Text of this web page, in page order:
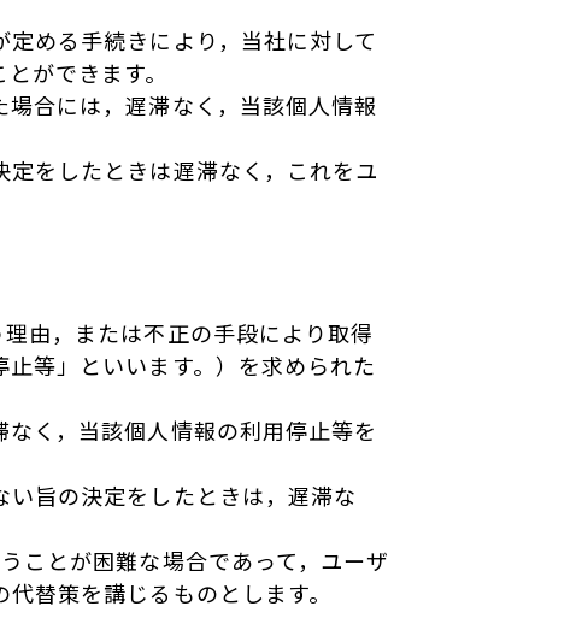
める手続きにより，当社に対して
ができます。
合には，遅滞なく，当該個人情報
をしたときは遅滞なく，これをユ
由，または不正の手段により取得
等」といいます。）を求められた
く，当該個人情報の利用停止等を
旨の決定をしたときは，遅滞な
ことが困難な場合であって，ユーザ
替策を講じるものとします。